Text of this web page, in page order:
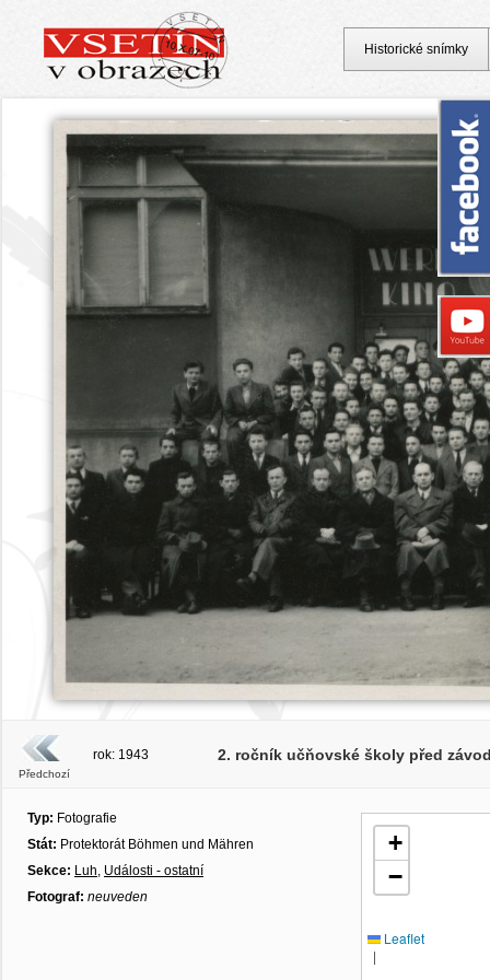
Předchozí
rok: 1943 2. ročník učňovské školy před
Typ: Fotografie
Stát: Protektorát Böhmen und Mähren
Sekce: Luh, Události - ostatní
Fotograf: neuveden
+
−
Leaflet
|
Historické snímky